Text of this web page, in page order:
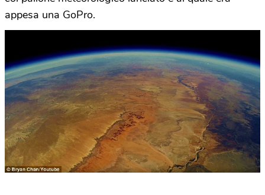
appesa una GoPro.